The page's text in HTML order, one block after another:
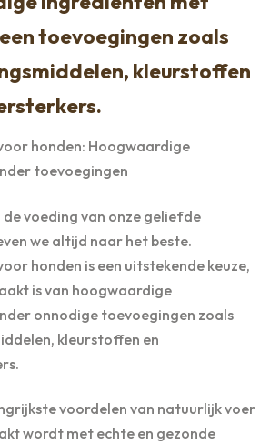
toevoegingen zoals
kleurstoffen
honden: Hoogwaardige
toevoegingen
voeding van onze geliefde
we altijd naar het beste.
honden is een uitstekende keuze,
is van hoogwaardige
onnodige toevoegingen zoals
kleurstoffen en
voordelen van natuurlijk voer
wordt met echte en gezonde